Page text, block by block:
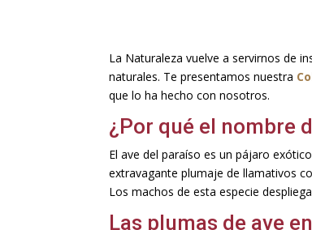
La Naturaleza vuelve a servirnos de
naturales. Te presentamos nuestra
que lo ha hecho con nosotros.
¿Por qué el nombre
El ave del paraíso es un pájaro
extravagante plumaje de llamativos
Los machos de esta especie
Las plumas de ave